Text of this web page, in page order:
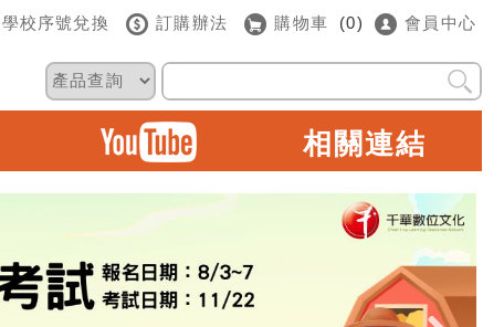
校序號兌換 訂購辦法 購物車 (0) 會員中心
相關連結